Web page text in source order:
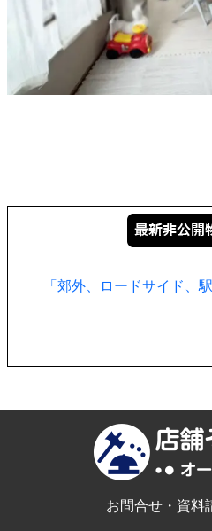
「郊外、ロードサイド、
お問合せ・資料